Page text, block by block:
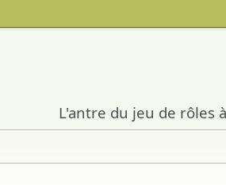
L'antre du jeu de rôles